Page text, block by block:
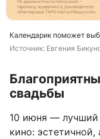
Календарик поможет
Источник: Евгения
свадьбы
10 июня — лучший
кино: